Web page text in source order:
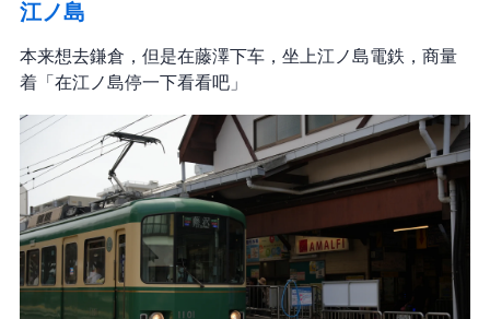
江ノ島
本来想去鎌倉，但是在藤澤下车，坐上江ノ島電鉄，商量
着「在江ノ島停一下看看吧」